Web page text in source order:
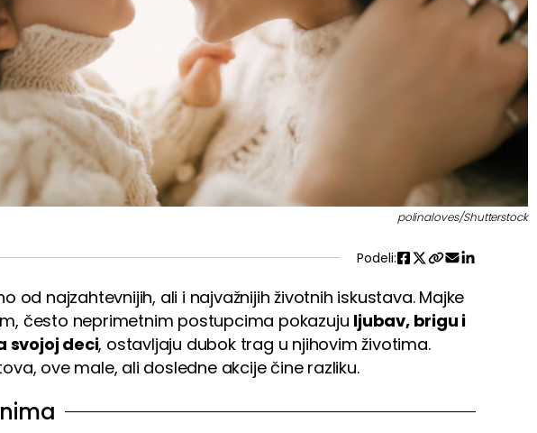
polinaloves/Shutterstock
Podeli:
od najzahtevnijih, ali i najvažnijih životnih iskustava. Majke
često neprimetnim postupcima pokazuju ljubav, brigu i
svojoj deci, ostavljaju dubok trag u njihovim životima.
ove male, ali dosledne akcije čine razliku.